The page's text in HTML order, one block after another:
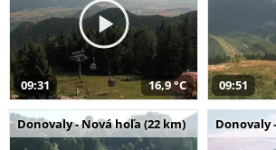
09:31 16,9 °C 09:51
Donovaly - Nová hoľa (22 km) Donovaly